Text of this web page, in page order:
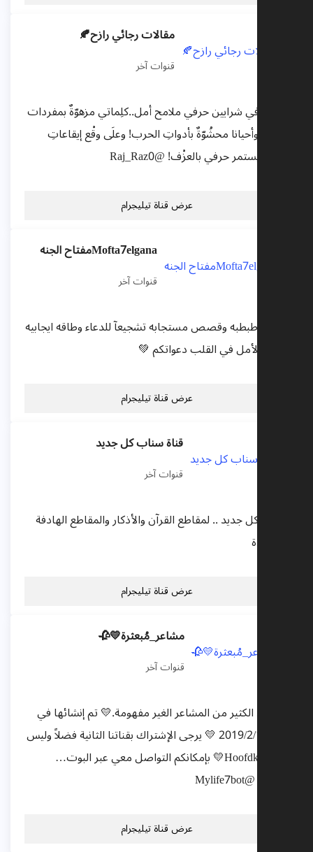
مقالات رجائي رازح🍂
قنوات آخر
تسري في شرايين حرفي ملامح أمل..كلِماتي مزهوّةٌ بمفردات
الحب..وأحيانا محشُوّةٌ بأدواتِ الحرب! وعلَى وقْع إيقاعاتِ
الحرية يستمر حرفي بالعزْف! @Raj_Raz0
عرض قناة تيليجرام
Mofta7elganaمفتاح الجنه
قنوات آخر
رسايل طبطبه وقصص مستجابه تشجيعآ للدعاء وطاقه ايجابيه
تبعث الأمل في القلب دعواتكم 💚
عرض قناة تيليجرام
قناة سناب كل جديد
قنوات آخر
سناب كل جديد .. لمقاطع القرآن والأذكار والمقاطع الهادفة
والمفيدة
عرض قناة تيليجرام
مشاعر_مُبعثرة💛🥀
قنوات آخر
هنا تجد الكثير من المشاعر الغير مفهومة.💛 تم إنشائها في
فبراير 2019/2/1 💛 يرجى الإشتراك بقناتنا الثانية فضلاً وليس
أمراً @Hoofdk💛 بإمكانكم التواصل معي عبر البوت…
“سعد” @Mylife7bot
عرض قناة تيليجرام